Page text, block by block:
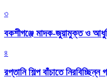
৩
বকশীগঞ্জে মাদক-জুয়ামুক্ত ও
৪
রপ্তানি শিল্প বাঁচাতে